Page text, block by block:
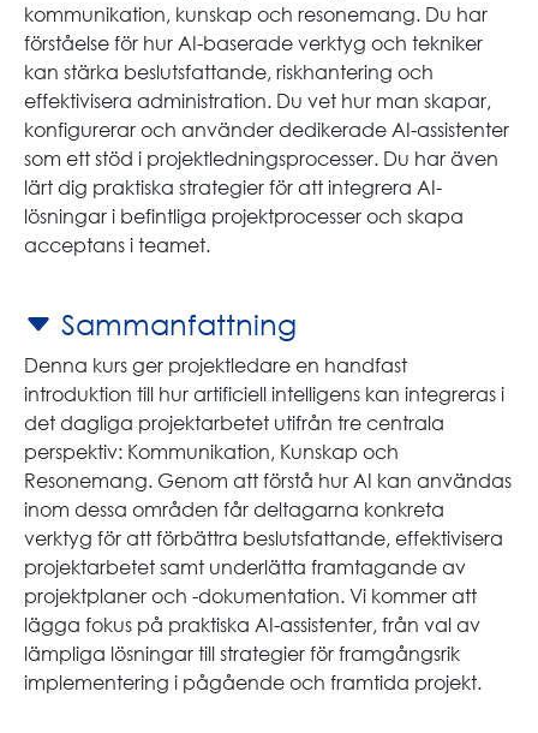
kommunikation, kunskap och resonemang. Du har
förståelse för hur AI-baserade verktyg och tekniker
kan stärka beslutsfattande, riskhantering och
effektivisera administration. Du vet hur man skapar,
konfigurerar och använder dedikerade AI-assistenter
som ett stöd i projektledningsprocesser. Du har även
lärt dig praktiska strategier för att integrera AI-
lösningar i befintliga projektprocesser och skapa
acceptans i teamet.
Sammanfattning
Denna kurs ger projektledare en handfast
introduktion till hur artificiell intelligens kan integreras i
det dagliga projektarbetet utifrån tre centrala
perspektiv: Kommunikation, Kunskap och
Resonemang. Genom att förstå hur AI kan användas
inom dessa områden får deltagarna konkreta
verktyg för att förbättra beslutsfattande, effektivisera
projektarbetet samt underlätta framtagande av
projektplaner och -dokumentation. Vi kommer att
lägga fokus på praktiska AI-assistenter, från val av
lämpliga lösningar till strategier för framgångsrik
implementering i pågående och framtida projekt.